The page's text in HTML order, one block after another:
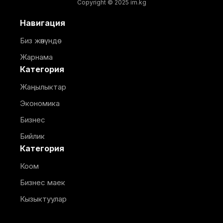
Copyright © 2025 im.kg
Навигация
Биз жөнүндө
Жарнама
Категория
Жаңылыктар
Экономика
Бизнес
Бийлик
Категория
Коом
Бизнес маек
Кызыктуулар